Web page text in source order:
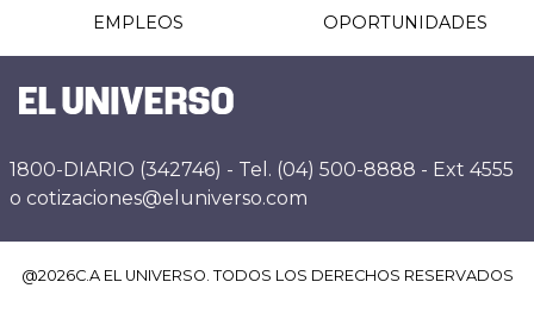
EMPLEOS OPORTUNIDADES
1800-DIARIO (342746) - Tel. (04) 500-8888 - Ext 4555
o cotizaciones@eluniverso.com
@2026C.A EL UNIVERSO. TODOS LOS DERECHOS RESERVADOS